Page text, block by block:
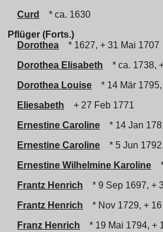
Curd
* ca. 1630
Pflüger (Forts.)
Dorothea
* 1627, + 31 Mai 1707
Dorothea Elisabeth
* ca. 1738,
Dorothea Louise
* 14 Mär
Eliesabeth
+ 27 Feb 1771
Ernestine Caroline
* 14 Jan
Ernestine Caroline
* 5 Jun
Ernestine Wilhelmine Karoline
Frantz Henrich
* 9 Sep 1697, +
Frantz Henrich
* Nov 1729, +
Franz Henrich
* 19 Mai 1794, +